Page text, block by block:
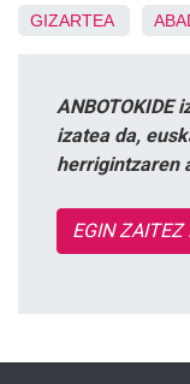
GIZARTEA
ANBOTOKIDE
izatea da,
herrigintzaren
EGIN ZAITEZ